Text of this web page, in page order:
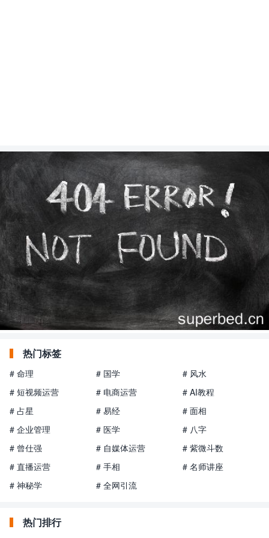
热门标签
# 命理 # 国学
# 风水
# 短视频运营
# 电商运营
# AI教程
# 占星
# 易经
# 面相
# 企业管理
# 医学
# 八字
# 曾仕强
# 自媒体运营
# 紫微斗数
# 直播运营
# 手相
# 名师讲座
# 神秘学
# 全网引流
热门排行